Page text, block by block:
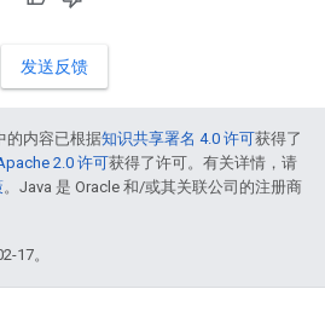
发送反馈
的内容已根据知识共享署名 4.0 许可获得了
2.0 许可获得了许可。有关详情，请
。Java 是 Oracle 和/或其关联公司的注册商
17。